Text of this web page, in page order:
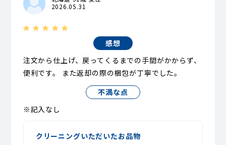
2026.05.31
感想
注文から仕上げ、戻ってくるまでの手間がかからず、
便利です。 また返却の際の梱包が丁寧でした。
不満な点
※記入なし
クリーニングいただいたお品物